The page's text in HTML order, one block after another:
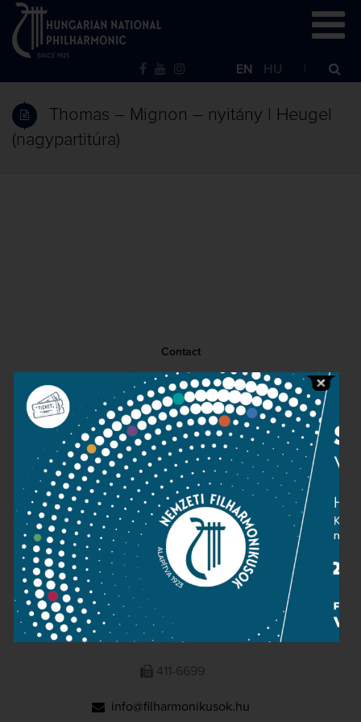
EN HU
Thomas – Mignon – nyitány | Heugel
(nagypartitúra)
Contact
Public information
Press room
Terms and privacy
Imprint
NATIONAL PHILHARMONIC
1095 Budapest, Komor Marcell u. 1. (Müpa)
411-6600
411-6699
info@filharmonikusok.hu